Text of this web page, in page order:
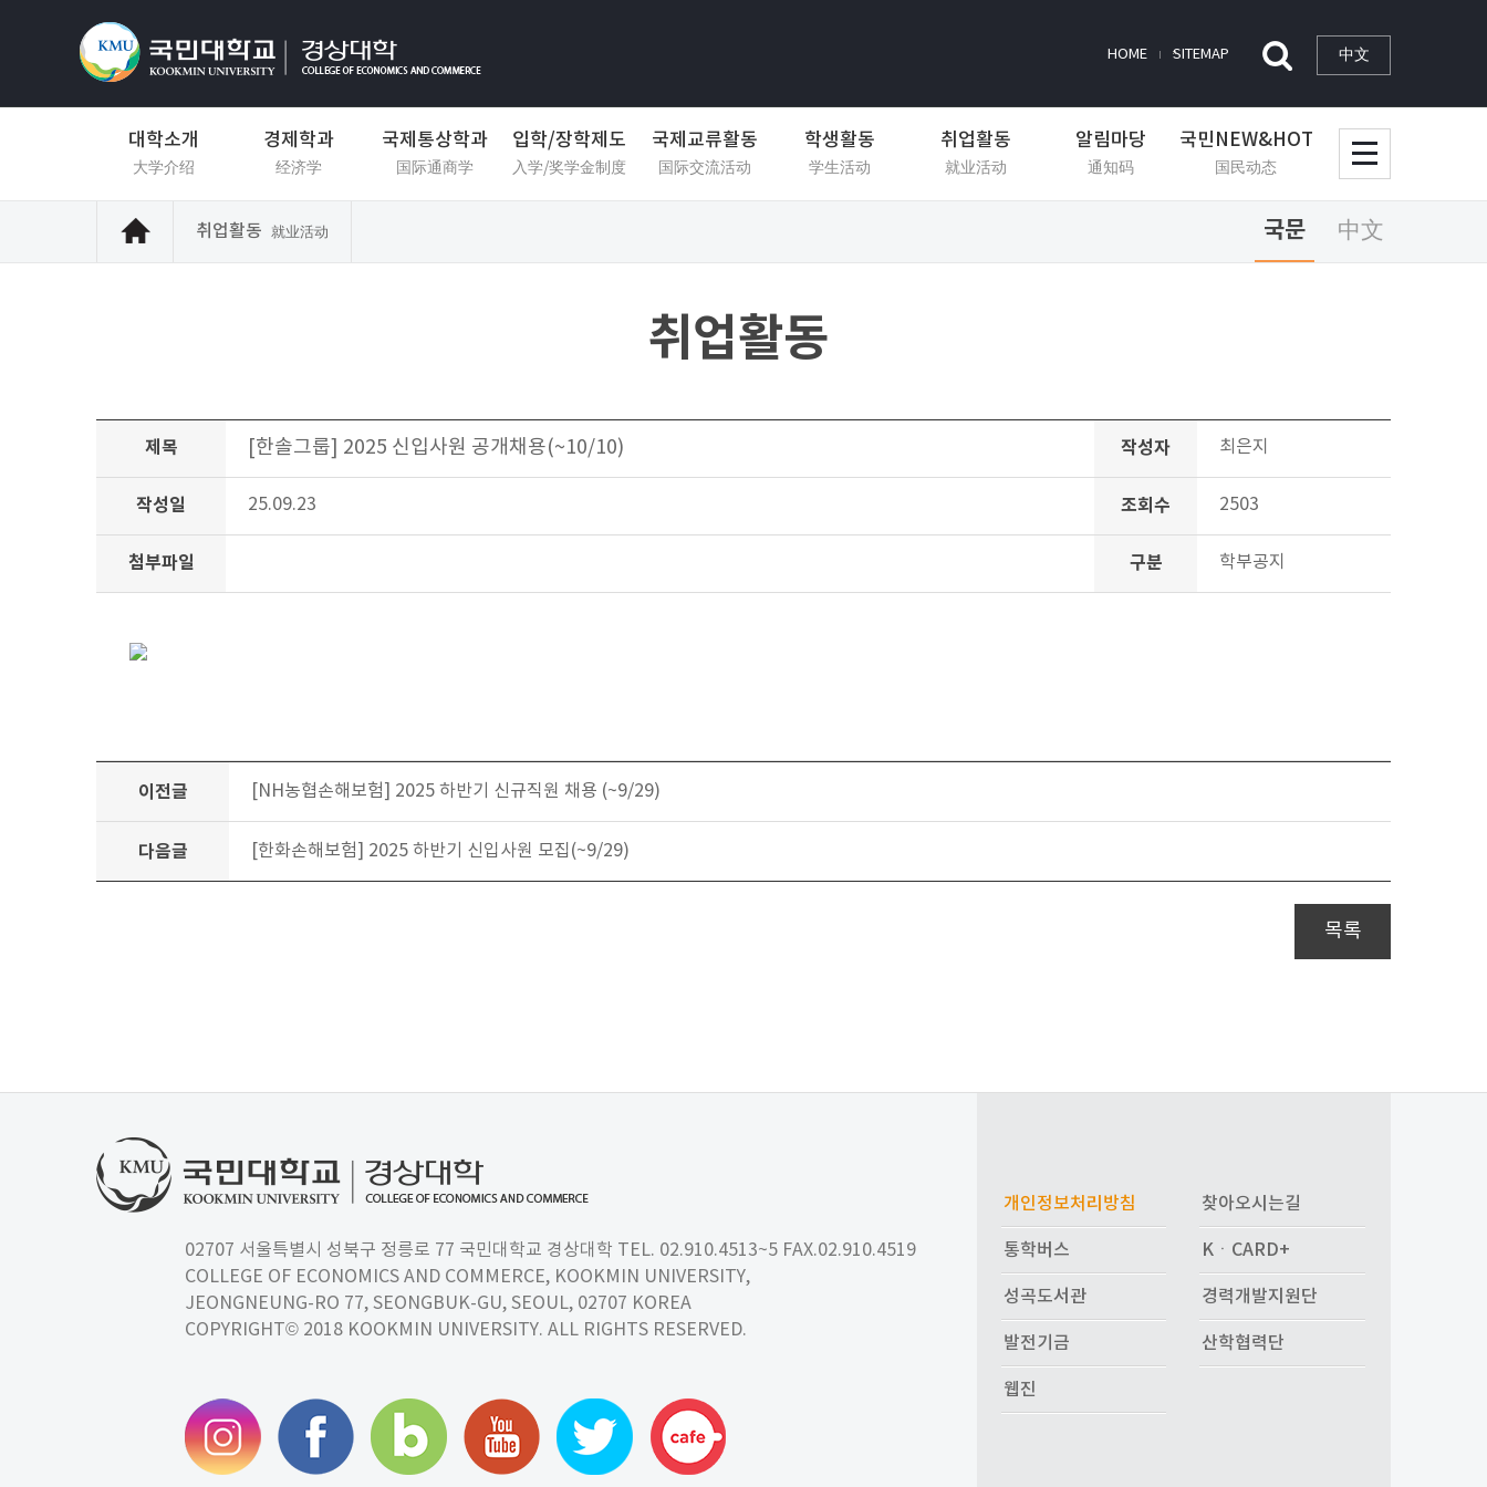
HOME SITEMAP 中文
대학소개
大学介绍
경제학과
经济学
국제통상학과
国际通商学
입학/장학제도
入学/奖学金制度
국제교류활동
国际交流活动
학생활동
学生活动
취업활동
就业活动
알림마당
通知码
국민NEW&HOT
国民动态
취업활동 就业活动 국문 中文
취업활동
제목 [한솔그룹] 2025 신입사원 공개채용(~10/10) 작성자 최은지
작성일 25.09.23 조회수 2503
첨부파일 구분 학부공지
이전글 [NH농협손해보험] 2025 하반기 신규직원 채용 (~9/29)
다음글 [한화손해보험] 2025 하반기 신입사원 모집(~9/29)
목록
02707 서울특별시 성북구 정릉로 77 국민대학교 경상대학 TEL. 02.910.4513~5 FAX.02.910.4519
COLLEGE OF ECONOMICS AND COMMERCE, KOOKMIN UNIVERSITY,
JEONGNEUNG-RO 77, SEONGBUK-GU, SEOUL, 02707 KOREA
COPYRIGHT© 2018 KOOKMIN UNIVERSITY. ALL RIGHTS RESERVED.
개인정보처리방침 찾아오시는길
통학버스 KㆍCARD+
성곡도서관 경력개발지원단
발전기금 산학협력단
웹진